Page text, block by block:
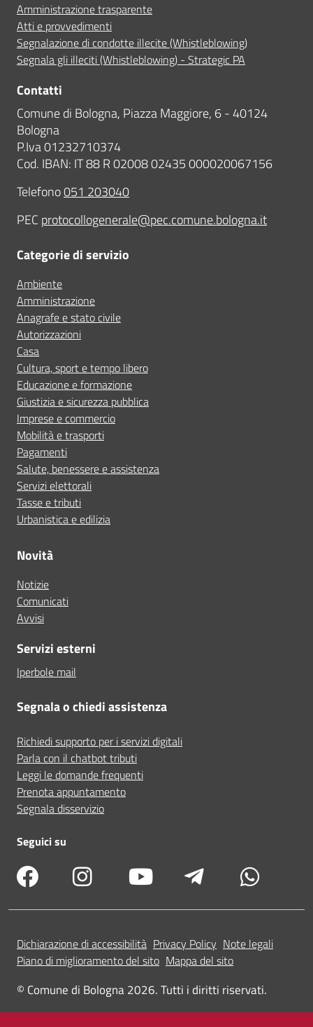
Amministrazione trasparente
Atti e provvedimenti
Segnalazione di condotte illecite (Whistleblowing)
Segnala gli illeciti (Whistleblowing) - Strategic PA
Contatti
Comune di Bologna, Piazza Maggiore, 6 - 40124
Bologna
P.Iva 01232710374
Cod. IBAN: IT 88 R 02008 02435 000020067156
Telefono051 203040
PEC protocollogenerale@pec.comune.bologna.it
Categorie di servizio
Ambiente
Amministrazione
Anagrafe e stato civile
Autorizzazioni
Casa
Cultura, sport e tempo libero
Educazione e formazione
Giustizia e sicurezza pubblica
Imprese e commercio
Mobilità e trasporti
Pagamenti
Salute, benessere e assistenza
Servizi elettorali
Tasse e tributi
Urbanistica e edilizia
Novità
Notizie
Comunicati
Avvisi
Servizi esterni
Iperbole mail
Segnala o chiedi assistenza
Richiedi supporto per i servizi digitali
Parla con il chatbot tributi
Leggi le domande frequenti
Prenota appuntamento
Segnala disservizio
Seguici su
Dichiarazione di accessibilità Privacy Policy Note legali
Piano di miglioramento del sito Mappa del sito
© Comune di Bologna 2026. Tutti i diritti riservati.